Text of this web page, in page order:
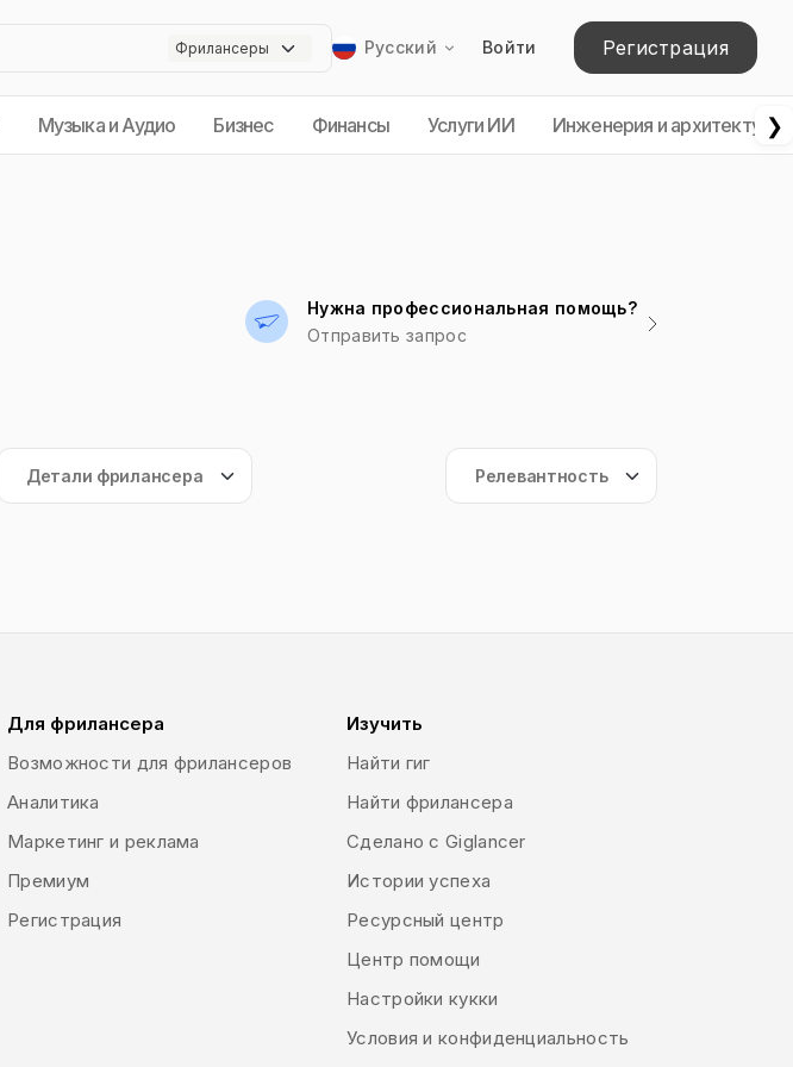
Русский Войти Регистрация
Музыка и Аудио Бизнес Финансы Услуги ИИ Инженерия и архитектура
❯
Нужна профессиональная помощь?
Отправить запрос
Для фрилансера
Возможности для фрилансеров
Аналитика
Маркетинг и реклама
Премиум
Регистрация
Изучить
Найти гиг
Найти фрилансера
Сделано с Giglancer
Истории успеха
Ресурсный центр
Центр помощи
Настройки кукки
Условия и конфиденциальность